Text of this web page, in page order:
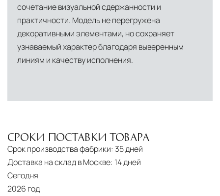
сочетание визуальной сдержанности и
практичности. Модель не перегружена
декоративными элементами, но сохраняет
узнаваемый характер благодаря выверенным
линиям и качеству исполнения.
СРОКИ ПОСТАВКИ ТОВАРА
Срок производства фабрики: 35 дней
Доставка на склад в Москве: 14 дней
Сегодня
2026 год